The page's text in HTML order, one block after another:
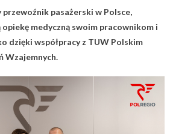
przewoźnik pasażerski w Polsce,
medyczną swoim pracownikom i
dzięki współpracy z TUW Polskim
Wzajemnych.